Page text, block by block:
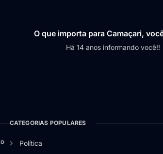
O que importa para Camaçari,
Há 14 anos informando você!!
CATEGORIAS POPULARES
Política